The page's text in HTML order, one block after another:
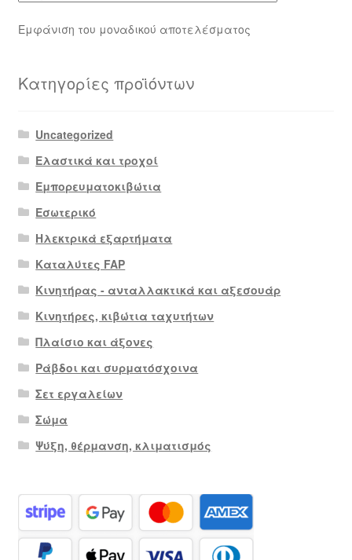
Εμφάνιση του μοναδικού αποτελέσματος
Κατηγορίες προϊόντων
Uncategorized
Ελαστικά και τροχοί
Εμπορευματοκιβώτια
Εσωτερικό
Ηλεκτρικά εξαρτήματα
Καταλύτες FAP
Κινητήρας - ανταλλακτικά και αξεσουάρ
Κινητήρες, κιβώτια ταχυτήτων
Πλαίσιο και άξονες
Ράβδοι και συρματόσχοινα
Σετ εργαλείων
Σώμα
Ψύξη, θέρμανση, κλιματισμός